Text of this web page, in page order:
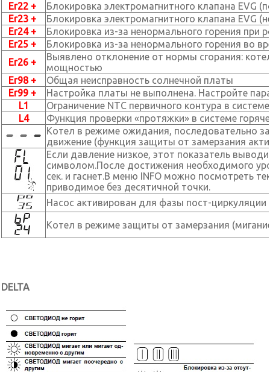
Er22 +
Блокировка электромагнитного клапана EVG
Er23 +
Блокировка электромагнитного клапана EVG
Er24 +
Блокировка из-за ненормального горения при
Er25 +
Блокировка из-за ненормального горения во
Er26 +
Выявлено отклонение от нормы сгорания:
мощностью
Er98 +
Общая неисправность солнечной платы
Er99 +
Настройка платы не выполнена. Настройте
L1
Ограничение NTC первичного контура в
L4
Функция проверки «протяжки» в системе
Котел в режиме ожидания, последовательно
движение (функция защиты от замерзания
Если давление низкое, этот показатель
символом.После достижения необходимого
сек. и гаснет.В меню INFO можно посмотреть
приводимое без десятичной точки.
Насос активирован для фазы пост-циркуляции
Котел в режиме защиты от замерзания
DELTA